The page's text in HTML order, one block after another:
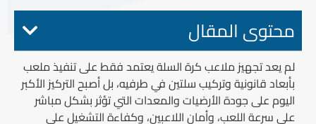
محتوى المقال
لم يعد تجهيز ملاعب كرة السلة يعتمد فقط على تنفيذ ملعب
بأبعاد قانونية وتركيب سلتين في طرفيه، بل أصبح التركيز الأكبر
اليوم على جودة الأرضيات والمعدات التي تؤثر بشكل مباشر
على سرعة اللعب، وأمان اللاعبين، وكفاءة التشغيل على